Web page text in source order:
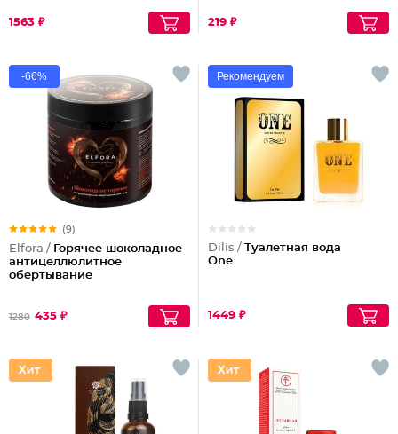
1563 ₽ 219 ₽
-66%
(9)
Elfora / Горячее шоколадное
антицеллюлитное
обертывание
1280 435 ₽
Рекомендуем
Dilis / Туалетная вода
One
1449 ₽